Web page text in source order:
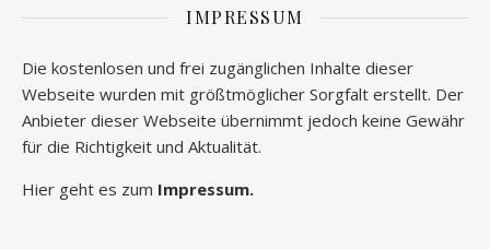
IMPRESSUM
Die kostenlosen und frei zugänglichen Inhalte dieser
Webseite wurden mit größtmöglicher Sorgfalt erstellt. Der
Anbieter dieser Webseite übernimmt jedoch keine Gewähr
für die Richtigkeit und Aktualität.
Hier geht es zum Impressum.